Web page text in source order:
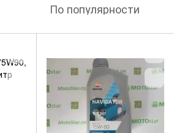
По популярности